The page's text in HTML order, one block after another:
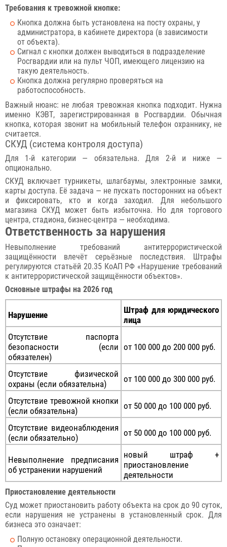
Требования к тревожной кнопке:
Кнопка должна быть установлена на посту охраны, у
администратора, в кабинете директора (в зависимости
от объекта).
Сигнал с кнопки должен выводиться в подразделение
Росгвардии или на пульт ЧОП, имеющего лицензию на
такую деятельность.
Кнопка должна регулярно проверяться на
работоспособность.
Важный нюанс: не любая тревожная кнопка подходит. Нужна
именно КЭВТ, зарегистрированная в Росгвардии. Обычная
кнопка, которая звонит на мобильный телефон охраннику, не
считается.
СКУД (система контроля доступа)
Для 1-й категории — обязательна. Для 2-й и ниже —
опционально.
СКУД включает турникеты, шлагбаумы, электронные замки,
карты доступа. Её задача — не пускать посторонних на объект
и фиксировать, кто и когда заходил. Для небольшого
магазина СКУД может быть избыточна. Но для торгового
центра, стадиона, бизнес-центра — необходима.
Ответственность за нарушения
Невыполнение требований антитеррористической
защищённости влечёт серьёзные последствия. Штрафы
регулируются статьёй 20.35 КоАП РФ «Нарушение требований
к антитеррористической защищённости объектов».
Основные штрафы на 2026 год
Нарушение
Штраф для юридического
лица
Отсутствие паспорта
безопасности (если
обязателен)
от 100 000 до 200 000 руб.
Отсутствие физической
охраны (если обязательна)
от 100 000 до 300 000 руб.
Отсутствие тревожной кнопки
(если обязательна)
от 50 000 до 100 000 руб.
Отсутствие видеонаблюдения
(если обязательно)
от 50 000 до 100 000 руб.
Невыполнение предписания
об устранении нарушений
новый штраф +
приостановление
деятельности
Приостановление деятельности
Суд может приостановить работу объекта на срок до 90 суток,
если нарушения не устранены в установленный срок. Для
бизнеса это означает:
Полную остановку операционной деятельности.